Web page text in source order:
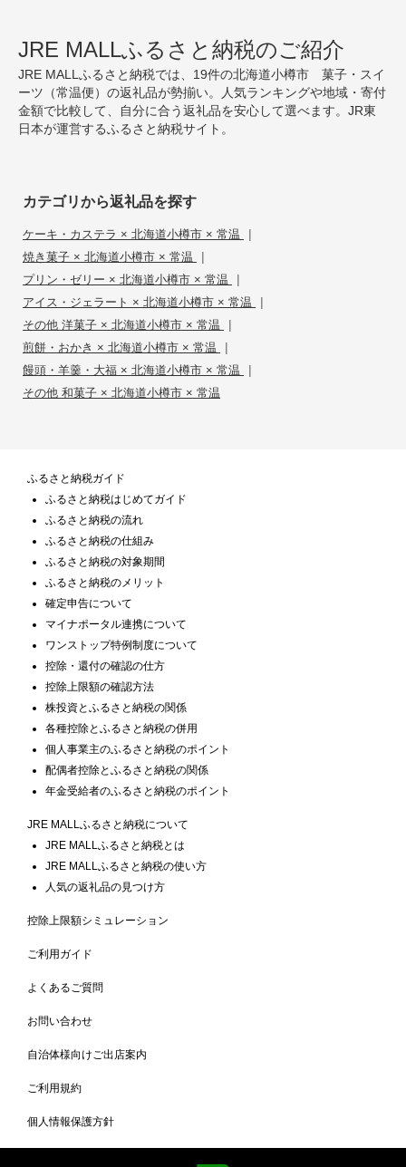
JRE MALLふるさと納税のご紹介
JRE MALLふるさと納税では、19件の北海道小樽市 菓子・スイ
ーツ（常温便）の返礼品が勢揃い。人気ランキングや地域・寄付
金額で比較して、自分に合う返礼品を安心して選べます。JR東
日本が運営するふるさと納税サイト。
カテゴリから返礼品を探す
ケーキ・カステラ × 北海道小樽市 × 常温 |
焼き菓子 × 北海道小樽市 × 常温 |
プリン・ゼリー × 北海道小樽市 × 常温 |
アイス・ジェラート × 北海道小樽市 × 常温 |
その他 洋菓子 × 北海道小樽市 × 常温 |
煎餅・おかき × 北海道小樽市 × 常温 |
饅頭・羊羹・大福 × 北海道小樽市 × 常温 |
その他 和菓子 × 北海道小樽市 × 常温
ふるさと納税ガイド
ふるさと納税はじめてガイド
ふるさと納税の流れ
ふるさと納税の仕組み
ふるさと納税の対象期間
ふるさと納税のメリット
確定申告について
マイナポータル連携について
ワンストップ特例制度について
控除・還付の確認の仕方
控除上限額の確認方法
株投資とふるさと納税の関係
各種控除とふるさと納税の併用
個人事業主のふるさと納税のポイント
配偶者控除とふるさと納税の関係
年金受給者のふるさと納税のポイント
JRE MALLふるさと納税について
JRE MALLふるさと納税とは
JRE MALLふるさと納税の使い方
人気の返礼品の見つけ方
控除上限額シミュレーション
ご利用ガイド
よくあるご質問
お問い合わせ
自治体様向けご出店案内
ご利用規約
個人情報保護方針